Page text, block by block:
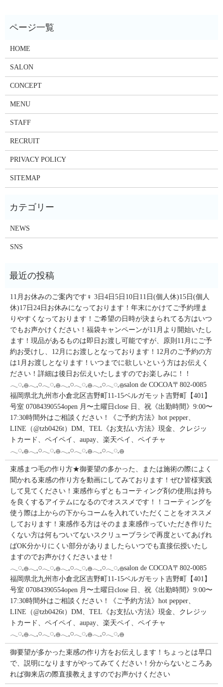
HOME
SALON
CONCEPT
MENU
STAFF
RECRUIT
PRIVACY POLICY
SITEMAP
NEWS
SNS
11月お休みのご案内です‍♀️ 3日4日5日10日11日(個人休)15日(個人
休)17日24日お休みになっております！年末にかけてご予約埋ま
りやすくなっております！ご希望の日時が決まられてる方はいつ
でもお声かけください！福袋キャンペーンが11月より開始いたし
ます！現品があるものは即日お渡し可能ですが、原則11月にご予
約お受けし、12月にお渡しとなっております！12月のご予約の方
は1月お渡しとなります！いつまでに欲しいという方はお伝えく
ださい！詳細は後日お伝えいたしますのでお楽しみに！！
𓂃◌𓈒𓐍𓂃𓈒𓏸𓂃◌𓈒𓐍𓂃𓈒𓏸𓂃◌𓈒𓐍𓂃𓈒𓏸𓂃◌𓈒𓐍salon de COCOA〒802-0085
福岡県北九州市小倉北区吉野町11-15ベルガモット吉野町【401】
号室︎ 07084390554open 月〜土曜日close 日、祝《出勤時間》9:00〜
17:30時間外はご相談ください！《ご予約方法》hot pepper、
LINE（@tzb0426t）DM、TEL《お支払い方法》現金、クレジッ
トカード、ペイペイ、aupay、楽天ペイ、ペイチャ
𓂃◌𓈒𓐍𓂃𓈒𓏸𓂃◌𓈒𓐍𓂃𓈒𓏸𓂃◌𓈒𓐍𓂃𓈒𓏸𓂃◌𓈒𓐍
束感まつ毛の作り方★御要望の多かった、または施術の際によく
聞かれる束感の作り方を動画にしてみております！ぜひ皆様実践
して見てください！束感作らずともコーティング剤の使用は持ち
を良くするアイテムになるのでオススメです！！コーティングを
使う際は上からの下からコームを入れていただくことをオススメ
しております！束感作る方はそのまま束感作っていただき作りた
くない方は何もついてないスクリューブラシで再度といてあげれ
ばOK分かりにくい部分がありましたらいつでも直接伝授いたし
ますのでお声かけくださいませ！
𓂃◌𓈒𓐍𓂃𓈒𓏸𓂃◌𓈒𓐍𓂃𓈒𓏸𓂃◌𓈒𓐍𓂃𓈒𓏸𓂃◌𓈒𓐍salon de COCOA〒802-0085
福岡県北九州市小倉北区吉野町11-15ベルガモット吉野町【401】
号室︎ 07084390554open 月〜土曜日close 日、祝《出勤時間》9:00〜
17:30時間外はご相談ください！《ご予約方法》hot pepper、
LINE（@tzb0426t）DM、TEL《お支払い方法》現金、クレジッ
トカード、ペイペイ、aupay、楽天ペイ、ペイチャ
𓂃◌𓈒𓐍𓂃𓈒𓏸𓂃◌𓈒𓐍𓂃𓈒𓏸𓂃◌𓈒𓐍𓂃𓈒𓏸𓂃◌𓈒𓐍
御要望が多かった束感の作り方をお伝えします！ちょっとは早口
で、説明になりますがやってみてください！分からないところあ
れば御来店の際直接教えますのでお声かけください